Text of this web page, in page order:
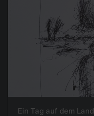
Ein Tag auf dem Land